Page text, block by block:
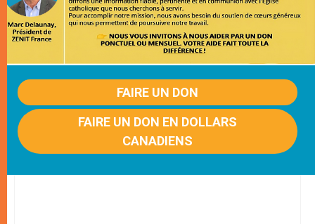
FAIRE UN DON
FAIRE UN DON EN DOLLARS
CANADIENS